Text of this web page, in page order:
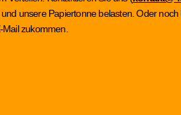
unsere Papiertonne belasten. Oder
zukommen.